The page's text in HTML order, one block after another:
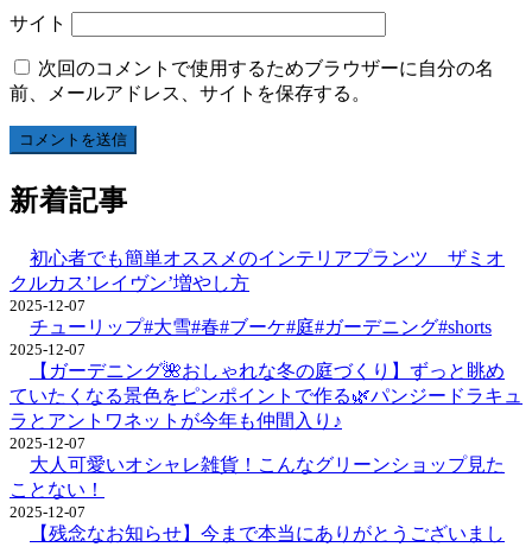
サイト
次回のコメントで使用するためブラウザーに自分の名
前、メールアドレス、サイトを保存する。
新着記事
初心者でも簡単オススメのインテリアプランツ ザミオ
クルカス’レイヴン’増やし方
2025-12-07
チューリップ#大雪#春#ブーケ#庭#ガーデニング#shorts
2025-12-07
【ガーデニング🌺おしゃれな冬の庭づくり】ずっと眺め
ていたくなる景色をピンポイントで作る🌿パンジードラキュ
ラとアントワネットが今年も仲間入り♪
2025-12-07
大人可愛いオシャレ雑貨！こんなグリーンショップ見た
ことない！
2025-12-07
【残念なお知らせ】今まで本当にありがとうございまし